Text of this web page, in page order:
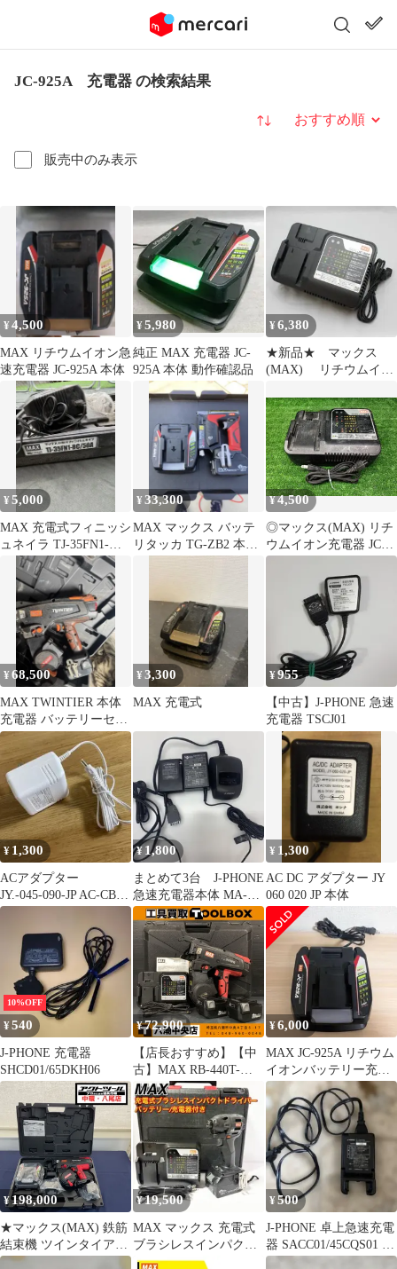
JC-925A 充電器 の検索結果
販売中のみ表示
並び替え
¥4,500
MAX リチウムイオン急
速充電器 JC-925A 本体
¥5,980
純正 MAX 充電器 JC-
925A 本体 動作確認品
¥6,380
★新品★ マックス
(MAX) リチウムイオ
器 JC-925
¥5,000
MAX 充電式フィニッシ
ュネイラ TJ-35FN1-
BC/50A
¥33,300
MAX マックス バッテ
リタッカ TG-ZB2 本体
¥4,500
◎マックス(MAX) リチ
ウムイオン充電器 JC-
925 動作確認済み
¥68,500
MAX TWINTIER 本体
充電器 バッテリーセッ
ト 2022年モデル
¥3,300
MAX 充電式
¥955
【中古】J-PHONE 急速
充電器 TSCJ01
¥ 1,300
ACアダプター
JY.-045-090-JP AC-CB
100
¥1,800
まとめて3台 J-PHONE
急速充電器本体 MA-
C5-01 他
¥ 1,300
AC DC アダプター JY
060 020 JP 本体
10%OFF
¥540
J-PHONE 充電器
SHCD01/65DKH06
¥72,900
【店長おすすめ】【中
古】MAX RB-440T-
B2C-1440A 14.4V 鉄筋
結束機 ツインリバータ
イア 【202】
¥6,000
MAX JC-925A リチウム
イオンバッテリー充電
器 純正 電動工具用
¥198,000
★マックス(MAX) 鉄筋
結束機 ツインタイア
RB-610T-
¥19,500
MAX マックス 充電式
ブラシレスインパクト
ドライバ PJ-ID153 セッ
¥500
J-PHONE 卓上急速充電
器 SACC01/45CQS01 本
体